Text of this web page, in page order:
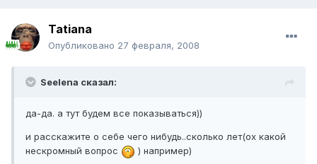
Tatiana
Опубликовано 27 февраля, 2008
Seelena сказал:
да-да. а тут будем все показываться))
и расскажите о себе чего нибудь..сколько лет(ох какой
нескромный вопрос
) например)